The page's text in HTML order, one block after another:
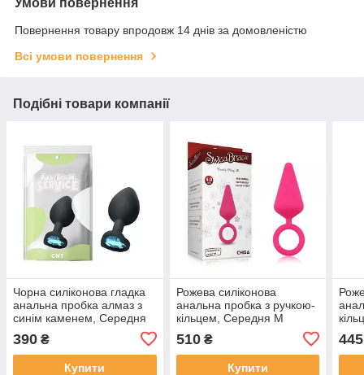
Умови повернення
Повернення товару впродовж 14 днів за домовленістю
Всі умови повернення
Подібні товари компанії
Чорна силіконова гладка
анальна пробка алмаз з
синім каменем, Середня
390 ₴
Купити
Рожева силіконова
анальна пробка з ручкою-
кільцем, Середня M
510₴
Купити
445